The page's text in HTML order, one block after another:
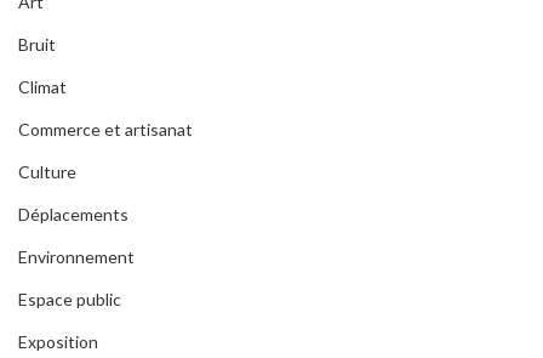
Bruit
Climat
Commerce et artisanat
Culture
Déplacements
Environnement
Espace public
Exposition